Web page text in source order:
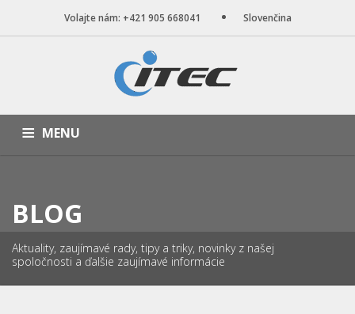
Volajte nám: +421 905 668041 Slovenčina
MENU
BLOG O NÁS
BLOG
Aktuality, zaujímavé rady, tipy a triky, novinky z našej
spoločnosti a ďalšie zaujímavé informácie